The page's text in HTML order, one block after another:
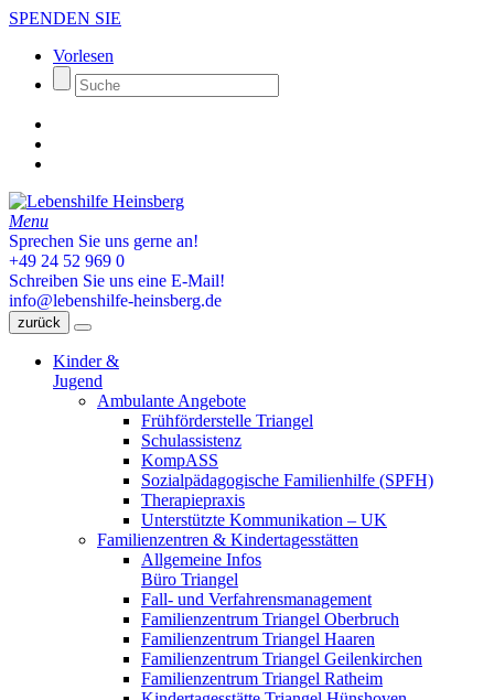
SPENDEN SIE
Vorlesen
Menu
Sprechen Sie uns gerne an!
+49 24 52 969 0
Schreiben Sie uns eine E-Mail!
info@lebenshilfe-heinsberg.de
zurück
Kinder &
Jugend
Ambulante Angebote
Frühförderstelle Triangel
Schulassistenz
KompASS
Sozialpädagogische Familienhilfe (SPFH)
Therapiepraxis
Unterstützte Kommunikation – UK
Familienzentren & Kindertagesstätten
Allgemeine Infos
Büro Triangel
Fall- und Verfahrensmanagement
Familienzentrum Triangel Oberbruch
Familienzentrum Triangel Haaren
Familienzentrum Triangel Geilenkirchen
Familienzentrum Triangel Ratheim